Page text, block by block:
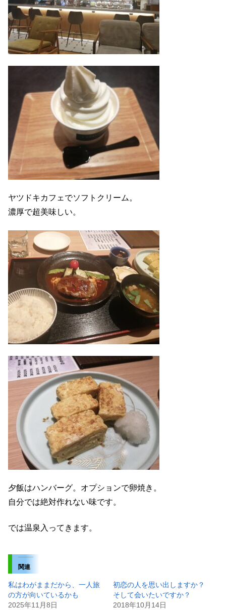
ヤツドキカフェでソフトクリーム。
濃厚で超美味しい。
夕飯はハンバーグ。オプションで卵焼き。
自分では絶対作れない味です。
では温泉入ってきます。
関連
私はわがままだから、一人旅
の方が向いているかも
2025年11月8日
初恋の人を思い出しますか？
そして会いたいですか？
2018年10月14日